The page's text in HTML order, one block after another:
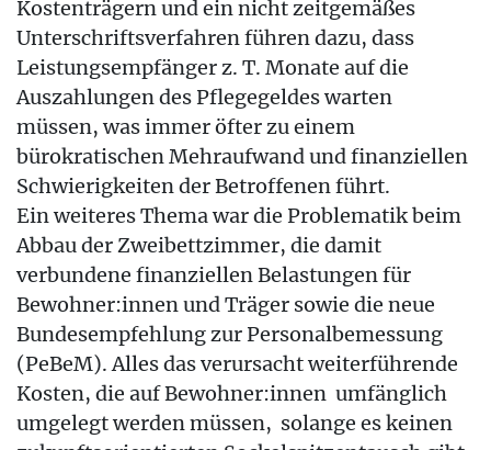
Kostenträgern und ein nicht zeitgemäßes
Unterschriftsverfahren führen dazu, dass
Leistungsempfänger z. T. Monate auf die
Auszahlungen des Pflegegeldes warten
müssen, was immer öfter zu einem
bürokratischen Mehraufwand und finanziellen
Schwierigkeiten der Betroffenen führt.
Ein weiteres Thema war die Problematik beim
Abbau der Zweibettzimmer, die damit
verbundene finanziellen Belastungen für
Bewohner:innen und Träger sowie die neue
Bundesempfehlung zur Personalbemessung
(PeBeM). Alles das verursacht weiterführende
Kosten, die auf Bewohner:innen umfänglich
umgelegt werden müssen, solange es keinen